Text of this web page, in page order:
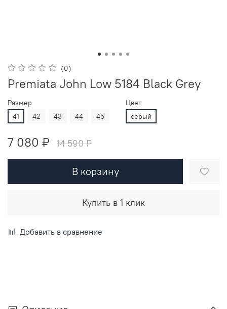
(0)
Premiata John Low 5184 Black Grey
Размер
41
42 43 44 45
Цвет
серый
7 080 ₽ 14 590 ₽
В корзину
Купить в 1 клик
Добавить в сравнение